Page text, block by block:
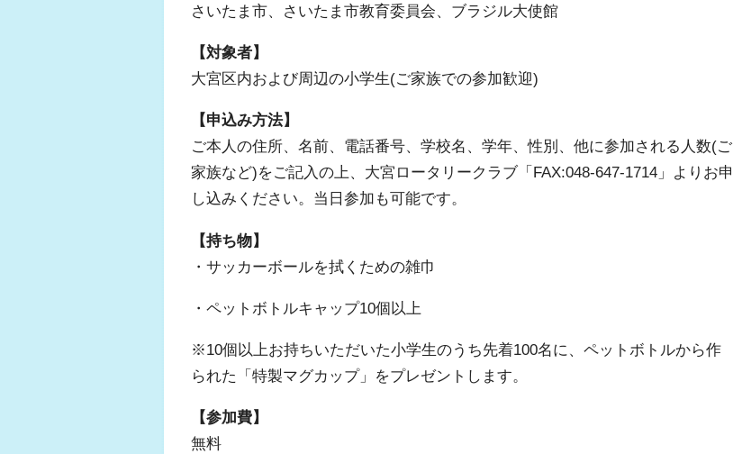
さいたま市、さいたま市教育委員会、ブラジル大使館
【対象者】
大宮区内および周辺の小学生(ご家族での参加歓迎)
【申込み方法】
ご本人の住所、名前、電話番号、学校名、学年、性別、他に参加される人数(ご
家族など)をご記入の上、大宮ロータリークラブ「FAX:048-647-1714」よりお申
し込みください。当日参加も可能です。
【持ち物】
・サッカーボールを拭くための雑巾
・ペットボトルキャップ10個以上
※10個以上お持ちいただいた小学生のうち先着100名に、ペットボトルから作
られた「特製マグカップ」をプレゼントします。
【参加費】
無料